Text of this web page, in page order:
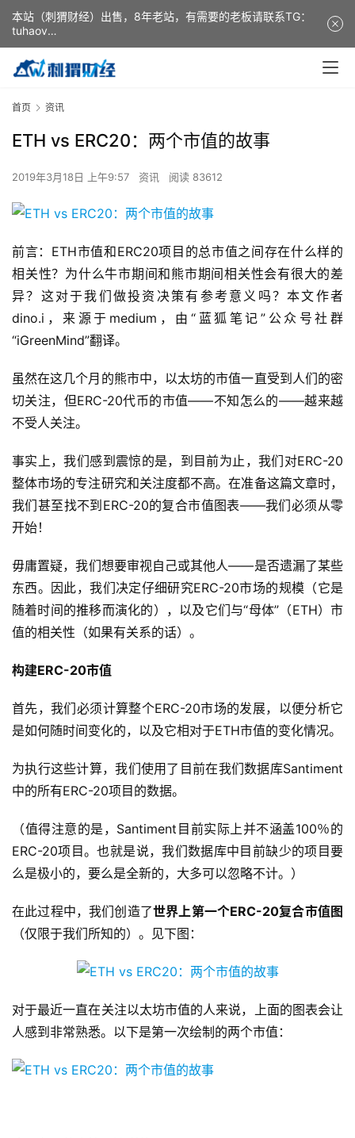
首页 资讯
ETH vs ERC20：两个市值的故事
2019年3月18日 上午9:57 资讯 阅读 83612
前言：ETH市值和ERC20项目的总市值之间存在什么样的
相关性？为什么牛市期间和熊市期间相关性会有很大的差
异？这对于我们做投资决策有参考意义吗？本文作者
dino.i，来源于medium，由“蓝狐笔记”公众号社群
“iGreenMind”翻译。
虽然在这几个月的熊市中，以太坊的市值一直受到人们的密
切关注，但ERC-20代币的市值——不知怎么的——越来越
不受人关注。
事实上，我们感到震惊的是，到目前为止，我们对ERC-20
整体市场的专注研究和关注度都不高。在准备这篇文章时，
我们甚至找不到ERC-20的复合市值图表——我们必须从零
开始！
毋庸置疑，我们想要审视自己或其他人——是否遗漏了某些
东西。因此，我们决定仔细研究ERC-20市场的规模（它是
随着时间的推移而演化的），以及它们与“母体”（ETH）市
值的相关性（如果有关系的话）。
构建ERC-20市值
首先，我们必须计算整个ERC-20市场的发展，以便分析它
是如何随时间变化的，以及它相对于ETH市值的变化情况。
为执行这些计算，我们使用了目前在我们数据库Santiment
中的所有ERC-20项目的数据。
（值得注意的是，Santiment目前实际上并不涵盖100％的
ERC-20项目。也就是说，我们数据库中目前缺少的项目要
么是极小的，要么是全新的，大多可以忽略不计。）
在此过程中，我们创造了世界上第一个ERC-20复合市值图
（仅限于我们所知的）。见下图：
对于最近一直在关注以太坊市值的人来说，上面的图表会让
人感到非常熟悉。以下是第一次绘制的两个市值：
本站（刺猬财经）出售，8年老站，有需要的老板请联系TG：
tuhaov
This website (ciweicaijing) is for sale. It is a 8-year-old
website. If you need it, please contact TG: tuhaov